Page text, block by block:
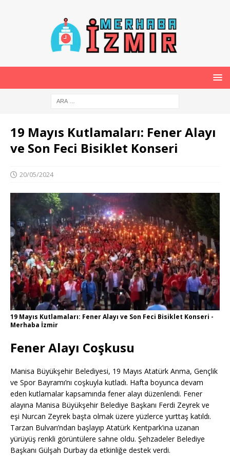
19 Mayıs Kutlamaları: Fener Alayı
ve Son Feci Bisiklet Konseri
20/05/2024
19 Mayıs Kutlamaları: Fener Alayı ve Son Feci Bisiklet Konseri -
Merhaba İzmir
Fener Alayı Coşkusu
Manisa Büyükşehir Belediyesi, 19 Mayıs Atatürk Anma, Gençlik
ve Spor Bayramı’nı coşkuyla kutladı. Hafta boyunca devam
eden kutlamalar kapsamında fener alayı düzenlendi. Fener
alayına Manisa Büyükşehir Belediye Başkanı Ferdi Zeyrek ve
eşi Nurcan Zeyrek başta olmak üzere yüzlerce yurttaş katıldı.
Tarzan Bulvarı’ndan başlayıp Atatürk Kentpark’ına uzanan
yürüyüş renkli görüntülere sahne oldu. Şehzadeler Belediye
Başkanı Gülşah Durbay da etkinliğe destek verdi.